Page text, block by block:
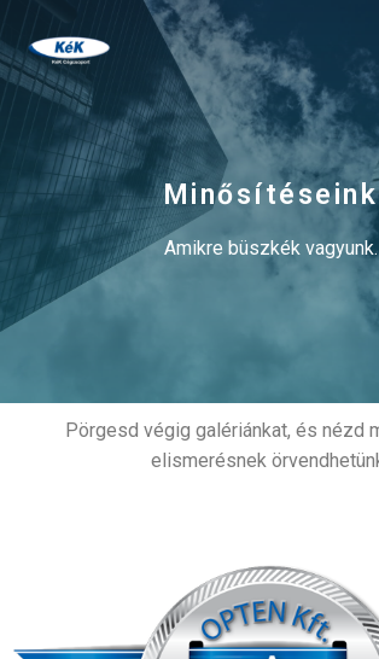
Minősítéseink
Amikre büszkék vagyunk.
Pörgesd végig galériánkat, és nézd
elismerésnek